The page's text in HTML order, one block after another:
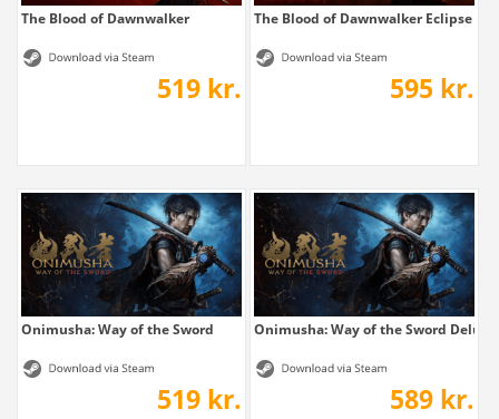
The Blood of Dawnwalker
519 kr.
The Blood of Dawnwalker Eclipse
595 kr.
Onimusha: Way of the Sword
519 kr.
Onimusha: Way of the Sword Deluxe
589 kr.